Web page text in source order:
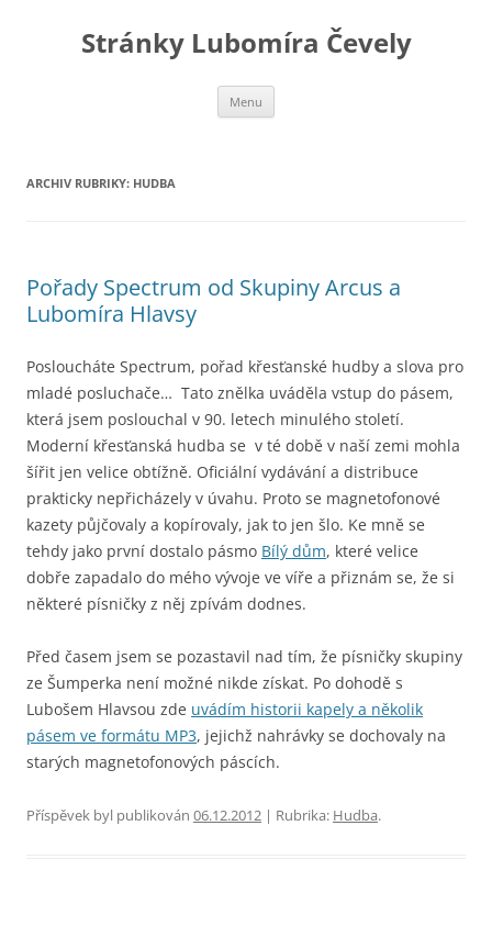
Stránky Lubomíra Čevely
Menu
ARCHIV RUBRIKY: HUDBA
Pořady Spectrum od Skupiny Arcus a
Lubomíra Hlavsy
Posloucháte Spectrum, pořad křesťanské hudby a slova pro
mladé posluchače… Tato znělka uváděla vstup do pásem,
která jsem poslouchal v 90. letech minulého století.
Moderní křesťanská hudba se v té době v naší zemi mohla
šířit jen velice obtížně. Oficiální vydávání a distribuce
prakticky nepřicházely v úvahu. Proto se magnetofonové
kazety půjčovaly a kopírovaly, jak to jen šlo. Ke mně se
tehdy jako první dostalo pásmo Bílý dům, které velice
dobře zapadalo do mého vývoje ve víře a přiznám se, že si
některé písničky z něj zpívám dodnes.
Před časem jsem se pozastavil nad tím, že písničky skupiny
ze Šumperka není možné nikde získat. Po dohodě s
Lubošem Hlavsou zde uvádím historii kapely a několik
pásem ve formátu MP3, jejichž nahrávky se dochovaly na
starých magnetofonových páscích.
Příspěvek byl publikován 06.12.2012 | Rubrika: Hudba.